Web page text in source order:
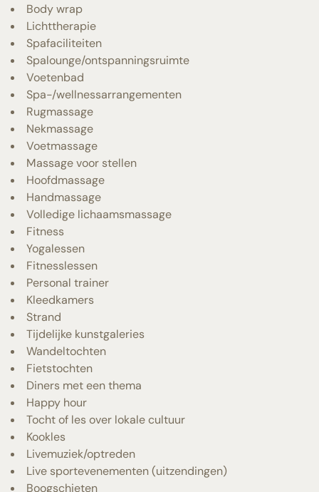
Body wrap
Lichttherapie
Spafaciliteiten
Spalounge/ontspanningsruimte
Voetenbad
Spa-/wellnessarrangementen
Rugmassage
Nekmassage
Voetmassage
Massage voor stellen
Hoofdmassage
Handmassage
Volledige lichaamsmassage
Fitness
Yogalessen
Fitnesslessen
Personal trainer
Kleedkamers
Strand
Tijdelijke kunstgaleries
Wandeltochten
Fietstochten
Diners met een thema
Happy hour
Tocht of les over lokale cultuur
Kookles
Livemuziek/optreden
Live sportevenementen (uitzendingen)
Boogschieten